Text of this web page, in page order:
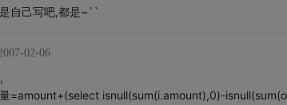
自己写吧,都是~``
02-06
量=amount+(select isnull(sum(i.amount),0)-